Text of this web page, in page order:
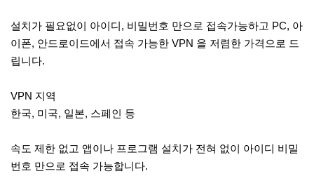
설치가 필요없이 아이디, 비밀번호 만으로 접속가능하고 PC, 아
이폰, 안드로이드에서 접속 가능한 VPN 을 저렴한 가격으로 드
립니다.
VPN 지역
한국, 미국, 일본, 스페인 등
속도 제한 없고 앱이나 프로그램 설치가 전혀 없이 아이디 비밀
번호 만으로 접속 가능합니다.